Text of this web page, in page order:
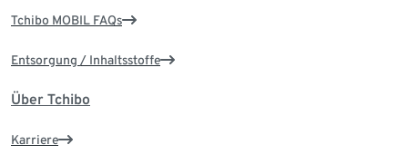
Tchibo MOBIL FAQs
Entsorgung / Inhaltsstoffe
Über Tchibo
Karriere